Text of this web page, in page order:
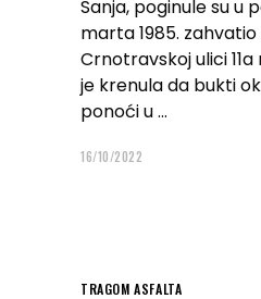
Sanja, poginule su u
marta 1985.
Crnotravskoj ulici
je krenula da bukti
ponoći u
16/10/2022
TRAGOM ASFALTA